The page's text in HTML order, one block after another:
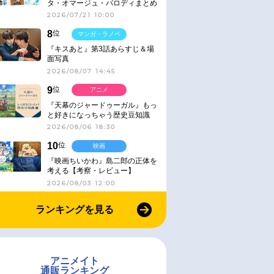
タ・オマージュ・パロディまとめ
2026/07/21 10:00
8位
『キスあと』第3話あらすじ＆場
面写真
2026/08/07 14:45
マンガ・ラノベ
9位
『天幕のジャードゥーガル』もっ
と好きになっちゃう歴史豆知識
2026/08/06 18:30
アニメ
10位
『映画ちいかわ』島二郎の正体を
考える【考察・レビュー】
2026/08/03 12:00
映画
ランキングを見る
アニメイト
通販ランキング